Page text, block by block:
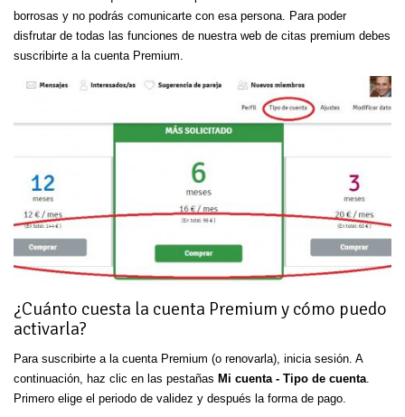
borrosas y no podrás comunicarte con esa persona. Para poder
disfrutar de todas las funciones de nuestra web de citas premium debes
suscribirte a la cuenta Premium.
¿Cuánto cuesta la cuenta Premium y cómo puedo
activarla?
Para suscribirte a la cuenta Premium (o renovarla), inicia sesión. A
continuación, haz clic en las pestañas Mi cuenta - Tipo de cuenta
Primero elige el periodo de validez y después la forma de pago.